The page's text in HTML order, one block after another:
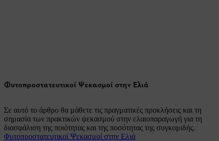
Φυτοπροστατευτικοί Ψεκασμοί στην Ελιά
Σε αυτό το άρθρο θα μάθετε τις πραγματικές προκλήσεις και τη
σημασία των πρακτικών ψεκασμού στην ελαιοπαραγωγή για τη
διασφάλιση της ποιότητας και της ποσότητας της συγκομιδής.
Φυτοπροστατευτικοί Ψεκασμοί στην Ελιά